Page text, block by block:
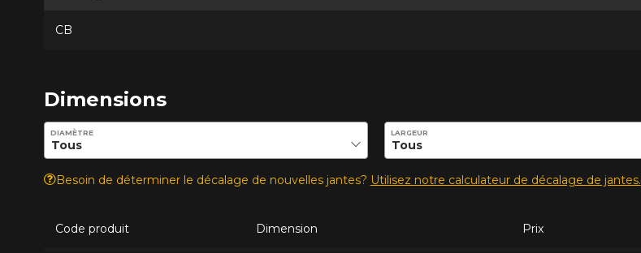
CB
Dimensions
Entrez les dimensions souhaitées pour vérifier la disponibilité de ce produit.
DIAMÈTRE LARGEUR
Besoin de déterminer le décalage de nouvelles jantes? Utilisez notre calculateur de décalage de jantes.
Code produit Dimension Prix